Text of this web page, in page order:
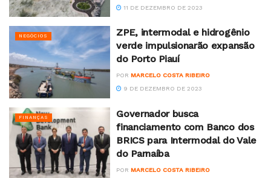
11 DE DEZEMBRO DE 2023
NEGÓCIOS
ZPE, intermodal e hidrogênio
verde impulsionarão expansão
do Porto Piauí
POR MARCELO COSTA RIBEIRO
9 DE DEZEMBRO DE 2023
FINANÇAS
Governador busca
financiamento com Banco dos
BRICS para Intermodal do Vale
do Parnaíba
POR MARCELO COSTA RIBEIRO